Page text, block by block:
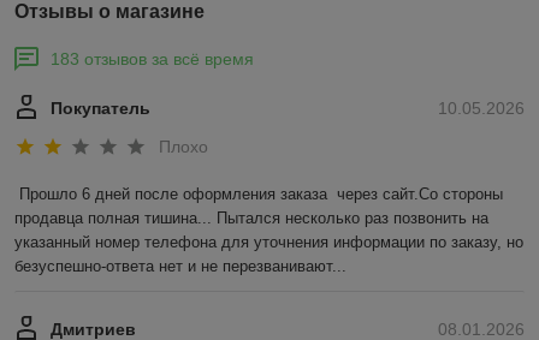
Отзывы о магазине
183 отзывов за всё время
10.05.2026
Покупатель
Плохо
Прошло 6 дней после оформления заказа  через сайт.Со стороны
продавца полная тишина... Пытался несколько раз позвонить на
указанный номер телефона для уточнения информации по заказу, но
безуспешно-ответа нет и не перезванивают...
08.01.2026
Дмитриев